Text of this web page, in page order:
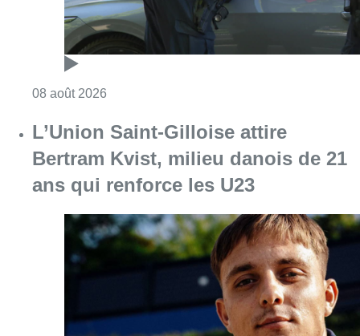
08 août 2026
L’Union Saint-Gilloise attire
Bertram Kvist, milieu danois de 21
ans qui renforce les U23